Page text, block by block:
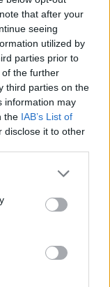
that after your
seeing
utilized by
parties prior to
the further
third parties on the
information may
the IAB’s List of
disclose it to other
συνταγή για